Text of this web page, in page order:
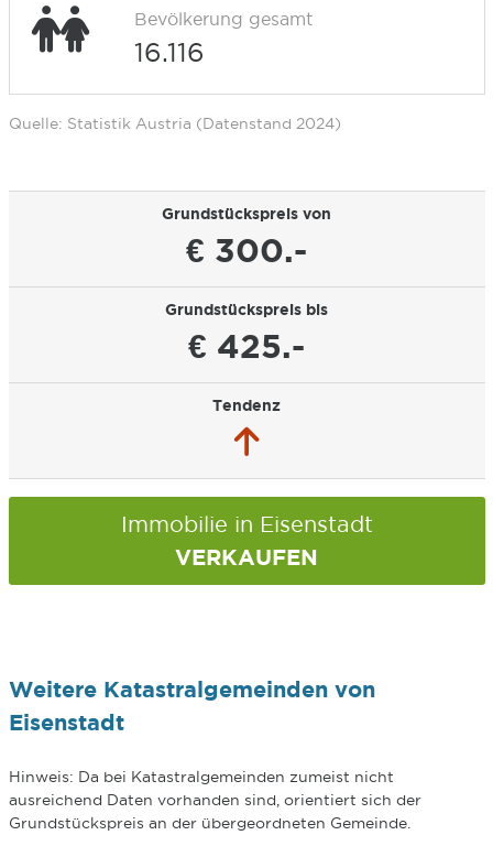
Bevölkerung gesamt
16.116
Quelle: Statistik Austria (Datenstand 2024)
Grundstückspreis von
€ 300.-
Grundstückspreis bis
€ 425.-
Tendenz
Immobilie in Eisenstadt
VERKAUFEN
Weitere Katastralgemeinden von
Eisenstadt
Hinweis: Da bei Katastralgemeinden zumeist nicht
ausreichend Daten vorhanden sind, orientiert sich der
Grundstückspreis an der übergeordneten Gemeinde.